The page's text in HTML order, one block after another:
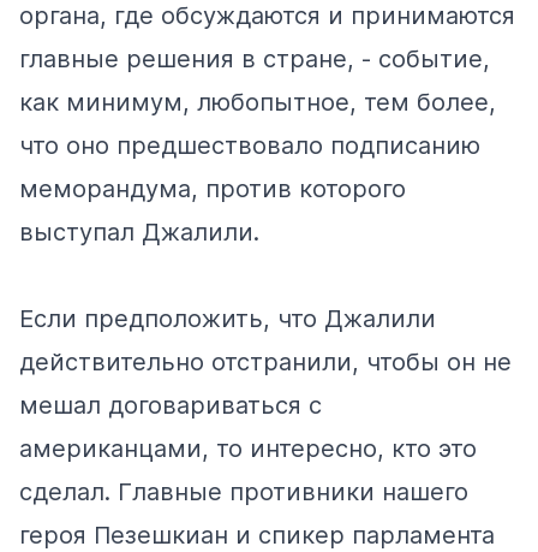
органа, где обсуждаются и принимаются
главные решения в стране, - событие,
как минимум, любопытное, тем более,
что оно предшествовало подписанию
меморандума, против которого
выступал Джалили.
Если предположить, что Джалили
действительно отстранили, чтобы он не
мешал договариваться с
американцами, то интересно, кто это
сделал. Главные противники нашего
героя Пезешкиан и спикер парламента